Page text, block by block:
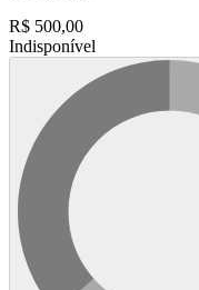
R$ 500,00
Indisponível